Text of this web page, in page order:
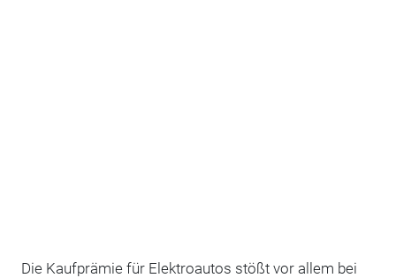
Die Kaufprämie für Elektroautos stößt vor allem bei